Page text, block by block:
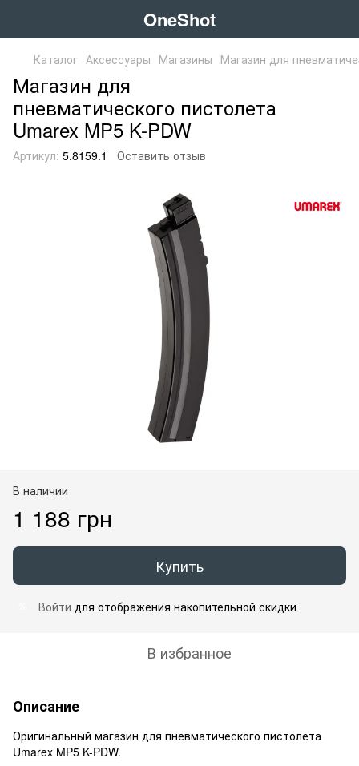
OneShot
Каталог Аксессуары Магазины Магазин для
Магазин для
пневматического пистолета
Umarex MP5 K-PDW
Артикул: 5.8159.1 Оставить отзыв
В наличии
1 188 грн
Купить
Войти для отображения накопительной скидки
В избранное
Описание
Оригинальный магазин для пневматического пистолета
Umarex MP5 K-PDW.